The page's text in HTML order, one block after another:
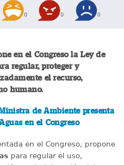
0 0 0
en el Congreso la Ley de
regular, proteger y
el recurso,
humano.
de Ambiente presenta
en el Congreso
en el Congreso, propone
para regular el uso,